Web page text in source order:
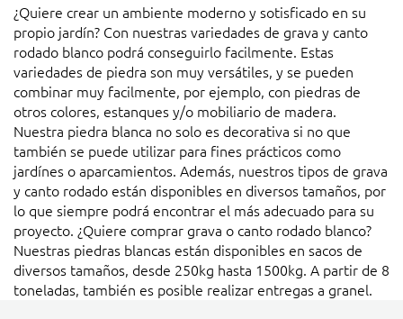
¿Quiere crear un ambiente moderno y sotisficado en su
propio jardín? Con nuestras variedades de grava y canto
rodado blanco podrá conseguirlo facilmente. Estas
variedades de piedra son muy versátiles, y se pueden
combinar muy facilmente, por ejemplo, con piedras de
otros colores, estanques y/o mobiliario de madera.
Nuestra piedra blanca no solo es decorativa si no que
también se puede utilizar para fines prácticos como
jardínes o aparcamientos. Además, nuestros tipos de grava
y canto rodado están disponibles en diversos tamaños, por
lo que siempre podrá encontrar el más adecuado para su
proyecto. ¿Quiere comprar grava o canto rodado blanco?
Nuestras piedras blancas están disponibles en sacos de
diversos tamaños, desde 250kg hasta 1500kg. A partir de 8
toneladas, también es posible realizar entregas a granel.